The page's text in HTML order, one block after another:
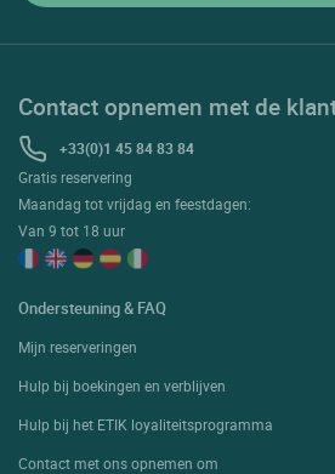
Contact opnemen met de
+33(0)1 45 84 83 84
Gratis reservering
Maandag tot vrijdag en feestdagen:
Van 9 tot 18 uur
Ondersteuning & FAQ
Mijn reserveringen
Hulp bij boekingen en verblijven
Hulp bij het ETIK loyaliteitsprogramma
Contact met ons opnemen om